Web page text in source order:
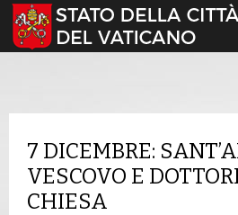
Seleziona la tua lingua
7 DICEMBRE:
VESCOVO E
CHIESA